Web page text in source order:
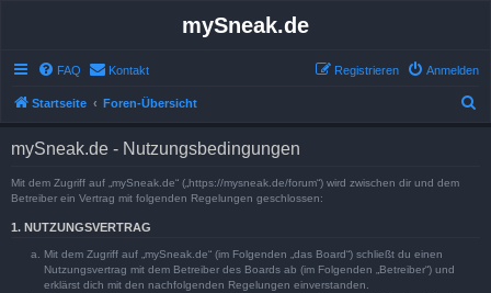
mySneak.de
FAQ Kontakt Anmelden
Registrieren
Startseite Foren-Übersicht
mySneak.de - Nutzungsbedingungen
Mit dem Zugriff auf „mySneak.de“ („https://mysneak.de/forum“) wird zwischen dir und dem
Betreiber ein Vertrag mit folgenden Regelungen geschlossen:
1. NUTZUNGSVERTRAG
Mit dem Zugriff auf „mySneak.de“ (im Folgenden „das Board“) schließt du einen
Nutzungsvertrag mit dem Betreiber des Boards ab (im Folgenden „Betreiber“) und
erklärst dich mit den nachfolgenden Regelungen einverstanden.